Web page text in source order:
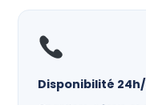
Disponibilité